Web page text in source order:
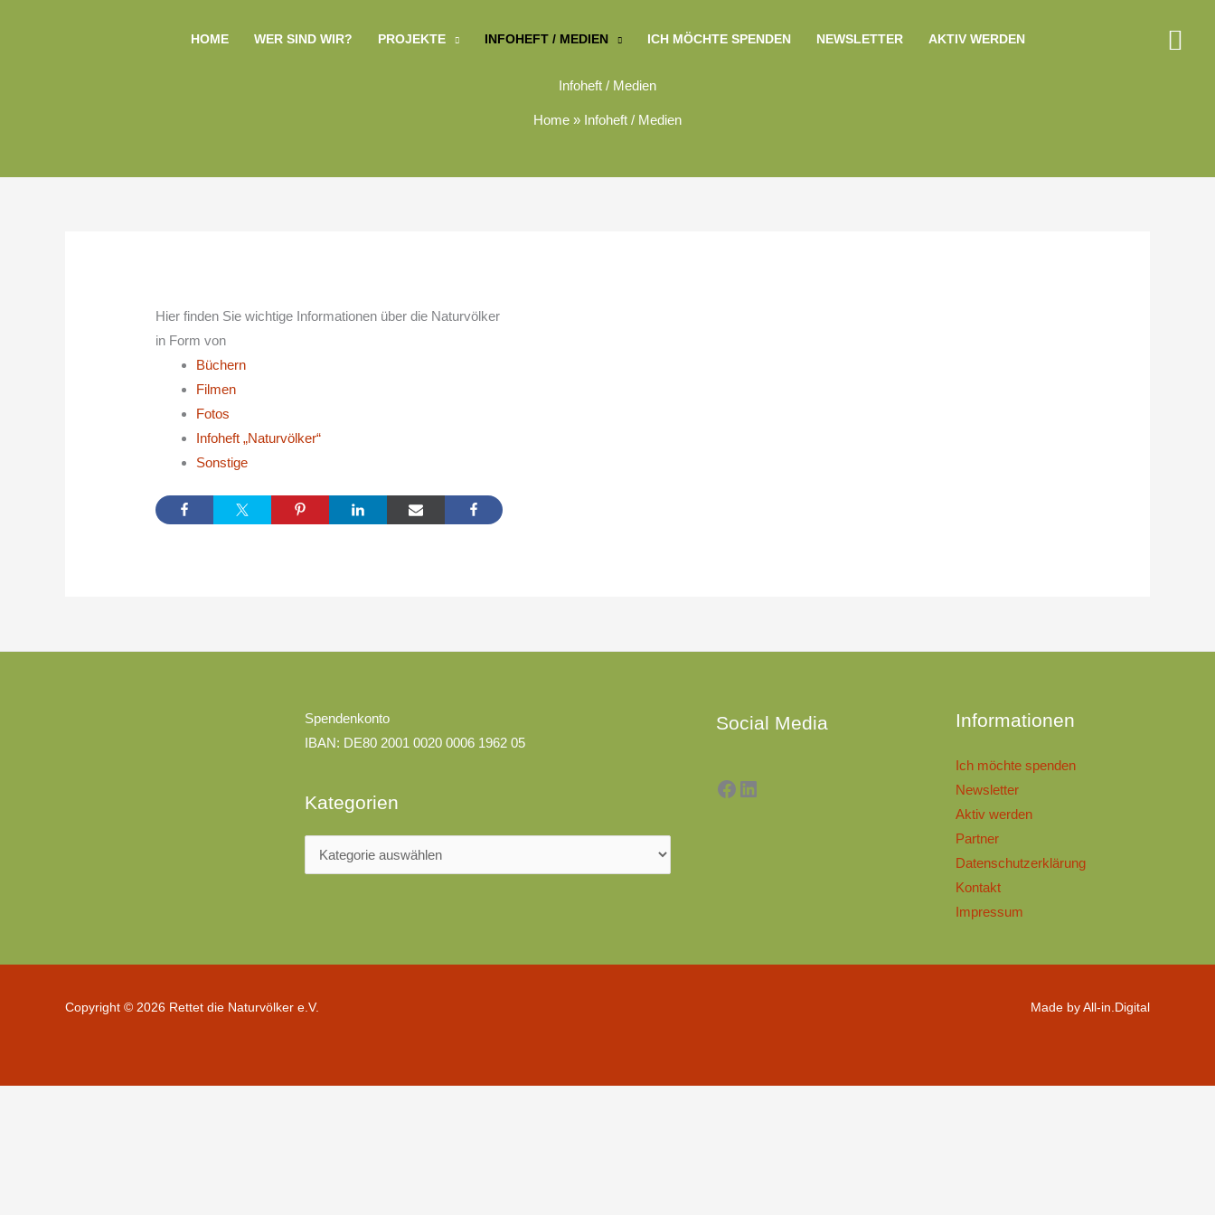
HOME WER SIND WIR? PROJEKTE INFOHEFT / MEDIEN ICH MÖCHTE SPENDEN NEWSLETTER AKTIV WERDEN
Infoheft / Medien
Home » Infoheft / Medien
Hier finden Sie wichtige Informationen über die Naturvölker
in Form von
Büchern
Filmen
Fotos
Infoheft „Naturvölker“
Sonstige
Spendenkonto
IBAN: DE80 2001 0020 0006 1962 05
Kategorien
Kategorien Social Media Informationen
Ich möchte spenden
Newsletter
Aktiv werden
Partner
Datenschutzerklärung
Kontakt
Impressum
Copyright © 2026 Rettet die Naturvölker e.V. Made by All-in.Digital